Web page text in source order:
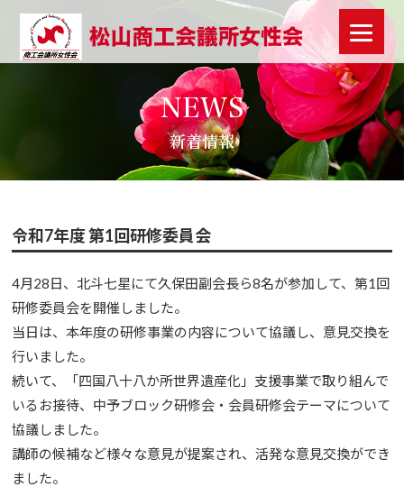
NEWS
新着情報
令和7年度 第1回研修委員会
4月28日、北斗七星にて久保田副会長ら8名が参加して、第1回
研修委員会を開催しました。
当日は、本年度の研修事業の内容について協議し、意見交換を
行いました。
続いて、「四国八十八か所世界遺産化」支援事業で取り組んで
いるお接待、中予ブロック研修会・会員研修会テーマについて
協議しました。
講師の候補など様々な意見が提案され、活発な意見交換ができ
ました。